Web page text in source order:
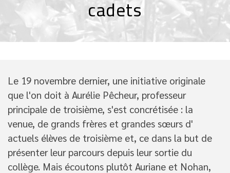
cadets
Le 19 novembre dernier, une initiative originale
que l'on doit à Aurélie Pêcheur, professeur
principale de troisième, s'est concrétisée : la
venue, de grands frères et grandes sœurs d'
actuels élèves de troisième et, ce dans la but de
présenter leur parcours depuis leur sortie du
collège. Mais écoutons plutôt Auriane et Nohan,